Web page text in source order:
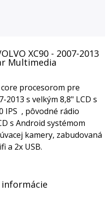
XC90 - 2007-2013
Multimedia
core procesorom pre
2013 s velkým 8,8" LCD s
IPS , pôvodné rádio
s Android systémom
kamery, zabudovaná
a 2x USB.